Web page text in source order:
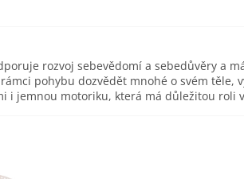
rozvoj sebevědomí a sebedůvěry a
pohybu dozvědět mnohé o svém těle,
i jemnou motoriku, která má důležitou roli